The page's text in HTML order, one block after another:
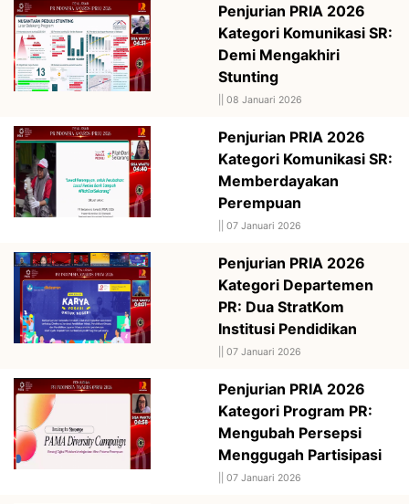
Penjurian PRIA 2026
Kategori Komunikasi SR:
Demi Mengakhiri
Stunting
08 Januari 2026
Penjurian PRIA 2026
Kategori Komunikasi SR:
Memberdayakan
Perempuan
07 Januari 2026
Penjurian PRIA 2026
Kategori Departemen
PR: Dua StratKom
Institusi Pendidikan
07 Januari 2026
Penjurian PRIA 2026
Kategori Program PR:
Mengubah Persepsi
Menggugah Partisipasi
07 Januari 2026